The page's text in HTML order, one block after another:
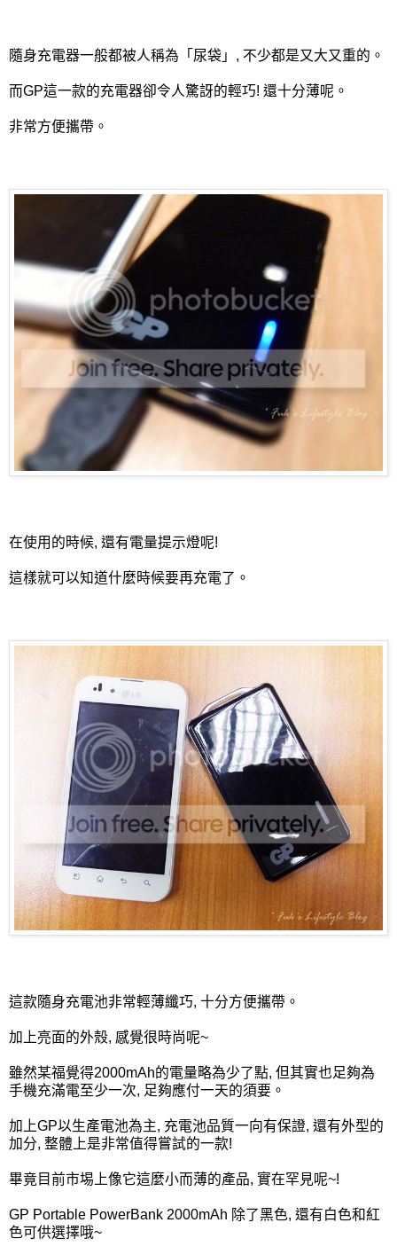
隨身充電器一般都被人稱為「尿袋」, 不少都是又大又重的。
而GP這一款的充電器卻令人驚訝的輕巧! 還十分薄呢。
非常方便攜帶。
在使用的時候, 還有電量提示燈呢!
這樣就可以知道什麼時候要再充電了。
這款隨身充電池非常輕薄纖巧, 十分方便攜帶。
加上亮面的外殼, 感覺很時尚呢~
雖然某福覺得2000mAh的電量略為少了點, 但其實也足夠為
手機充滿電至少一次, 足夠應付一天的須要。
加上GP以生產電池為主, 充電池品質一向有保證, 還有外型的
加分, 整體上是非常值得嘗試的一款!
畢竟目前市埸上像它這麼小而薄的產品, 實在罕見呢~!
GP Portable PowerBank 2000mAh 除了黑色, 還有白色和紅
色可供選擇哦~